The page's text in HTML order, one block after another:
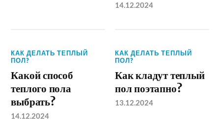
14.12.2024
КАК ДЕЛАТЬ ТЕПЛЫЙ
ПОЛ?
Какой способ
теплого пола
выбрать?
14.12.2024
КАК ДЕЛАТЬ ТЕПЛЫЙ
ПОЛ?
Как кладут теплый
пол поэтапно?
13.12.2024